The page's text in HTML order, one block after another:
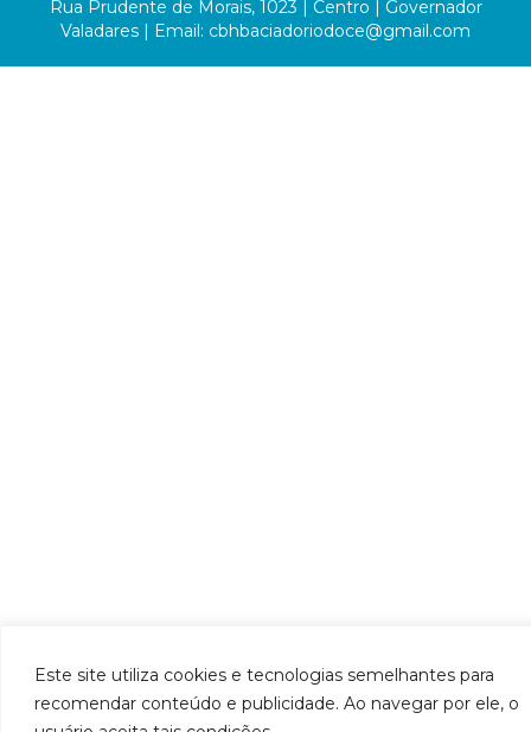
Este site utiliza cookies e tecnologias semelhantes para
recomendar conteúdo e publicidade. Ao navegar por ele, o
Rua Prudente de Morais, 1023 | Centro | Governador
Valadares | Email: cbhbaciadoriodoce@gmail.com